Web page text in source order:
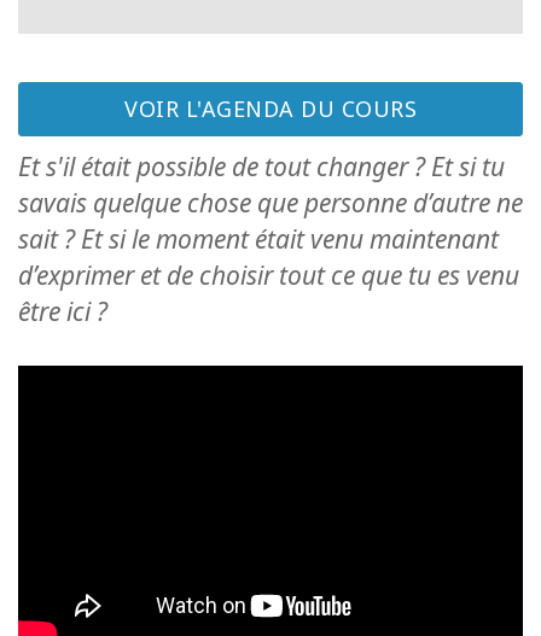
VOIR L'AGENDA DU COURS
Et s'il était possible de tout changer ? Et si tu
savais quelque chose que personne d’autre ne
sait ? Et si le moment était venu maintenant
d’exprimer et de choisir tout ce que tu es venu
être ici ?